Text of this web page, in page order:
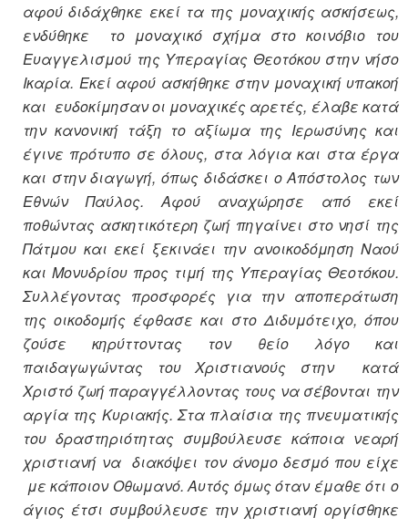
αφού διδάχθηκε εκεί τα της μοναχικής ασκήσεως,
ενδύθηκε το μοναχικό σχήμα στο κοινόβιο του
Ευαγγελισμού της Υπεραγίας Θεοτόκου στην νήσο
Ικαρία. Εκεί αφού ασκήθηκε στην μοναχική υπακοή
και ευδοκίμησαν οι μοναχικές αρετές, έλαβε κατά
την κανονική τάξη το αξίωμα της Ιερωσύνης και
έγινε πρότυπο σε όλους, στα λόγια και στα έργα
και στην διαγωγή, όπως διδάσκει ο Απόστολος των
Εθνών Παύλος. Αφού αναχώρησε από εκεί
ποθώντας ασκητικότερη ζωή πηγαίνει στο νησί της
Πάτμου και εκεί ξεκινάει την ανοικοδόμηση Ναού
και Μονυδρίου προς τιμή της Υπεραγίας Θεοτόκου.
Συλλέγοντας προσφορές για την αποπεράτωση
της οικοδομής έφθασε και στο Διδυμότειχο, όπου
ζούσε κηρύττοντας τον θείο λόγο και
παιδαγωγώντας του Χριστιανούς στην κατά
Χριστό ζωή παραγγέλλοντας τους να σέβονται την
αργία της Κυριακής. Στα πλαίσια της πνευματικής
του δραστηριότητας συμβούλευσε κάποια νεαρή
χριστιανή να διακόψει τον άνομο δεσμό που είχε
με κάποιον Οθωμανό. Αυτός όμως όταν έμαθε ότι ο
άγιος έτσι συμβούλευσε την χριστιανή οργίσθηκε